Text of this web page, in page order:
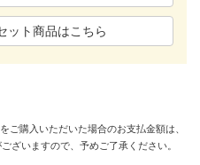
ット商品はこちら
購入いただいた場合のお支払金額は、
ざいますので、予めご了承ください。